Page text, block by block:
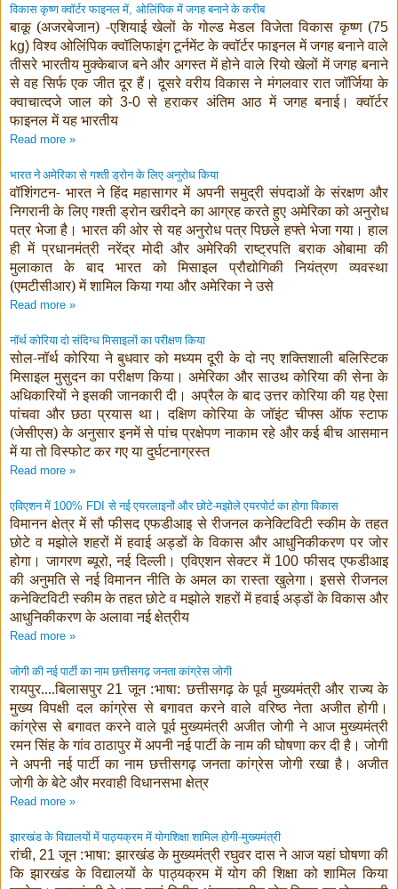
विकास कृष्ण क्वॉर्टर फाइनल में, ओलिंपिक में जगह बनाने के करीब
बाकू (अजरबेजान) -एशियाई खेलों के गोल्ड मेडल विजेता विकास कृष्ण (75
kg)विश्व ओलिंपिक क्वॉलिफाइंग टूर्नमेंट के क्वॉर्टर फाइनल में जगह बनाने वाले
तीसरे भारतीय मुक्केबाज बने और अगस्त में होने वाले रियो खेलों में जगह बनाने
से वह सिर्फ एक जीत दूर हैं। दूसरे वरीय विकास ने मंगलवार रात जॉर्जिया के
क्वाचात्दजे जाल को3-0से हराकर अंतिम आठ में जगह बनाई। क्वॉर्टर
फाइनल में यह भारतीय
Read more »
भारत ने अमेरिका से गश्ती ड्रोन के लिए अनुरोध किया
वॉशिंगटन- भारत ने हिंद महासागर में अपनी समुद्री संपदाओं के संरक्षण और
निगरानी के लिए गश्ती ड्रोन खरीदने का आग्रह करते हुए अमेरिका को अनुरोध
पत्र भेजा है। भारत की ओर से यह अनुरोध पत्र पिछले हफ्ते भेजा गया। हाल
ही में प्रधानमंत्री नरेंद्र मोदी और अमेरिकी राष्ट्रपति बराक ओबामा की
मुलाकात के बाद भारत को मिसाइल प्रौद्योगिकी नियंत्रण व्यवस्था
(एमटीसीआर) में शामिल किया गया और अमेरिका ने उसे
Read more »
नॉर्थ कोरिया दो संदिग्ध मिसाइलों का परीक्षण किया
सोल-नॉर्थ कोरिया ने बुधवार को मध्यम दूरी के दो नए शक्तिशाली बलिस्टिक
मिसाइल मुसुदन का परीक्षण किया। अमेरिका और साउथ कोरिया की सेना के
अधिकारियों ने इसकी जानकारी दी। अप्रैल के बाद उत्तर कोरिया की यह ऐसा
पांचवा और छठा प्रयास था। दक्षिण कोरिया के जॉइंट चीफ्स ऑफ स्टाफ
(जेसीएस) के अनुसार इनमें से पांच प्रक्षेपण नाकाम रहे और कई बीच आसमान
में या तो विस्फोट कर गए या दुर्घटनाग्रस्त
Read more »
एविएशन में 100% FDIसे नई एयरलाइनों और छोटे-मझोले एयरपोर्ट का होगा विकास
विमानन क्षेत्र में सौ फीसद एफडीआइ से रीजनल कनेक्टिविटी स्कीम के तहत
छोटे व मझोले शहरों में हवाई अड्डों के विकास और आधुनिकीकरण पर जोर
होगा। जागरण ब्यूरो,नई दिल्ली। एविएशन सेक्टर में 100फीसद एफडीआइ
की अनुमति से नई विमानन नीति के अमल का रास्ता खुलेगा। इससे रीजनल
कनेक्टिविटी स्कीम के तहत छोटे व मझोले शहरों में हवाई अड्डों के विकास और
आधुनिकीकरण के अलावा नई क्षेत्रीय
Read more »
जोगी की नई पार्टी का नाम छत्तीसगढ़ जनता कांग्रेस जोगी
रायपुर....बिलासपुर21जून :भाषा: छत्तीसगढ़ के पूर्व मुख्यमंत्री और राज्य के
मुख्य विपक्षी दल कांग्रेस से बगावत करने वाले वरिष्ठ नेता अजीत होगी।
कांग्रेस से बगावत करने वाले पूर्व मुख्यमंत्री अजीत जोगी ने आज मुख्यमंत्री
रमन सिंह के गांव ठाठापुर में अपनी नई पार्टी के नाम की घोषणा कर दी है। जोगी
ने अपनी नई पार्टी का नाम छत्तीसगढ़ जनता कांग्रेस जोगी रखा है। अजीत
जोगी के बेटे और मरवाही विधानसभा क्षेत्र
Read more »
झारखंड के विद्यालयों में पाठ्यक्रम में योगशिक्षा शामिल होगी-मुख्यमंत्री
रांची, 21जून :भाषा: झारखंड के मुख्यमंत्री रघुवर दास ने आज यहां घोषणा की
कि झारखंड के विद्यालयों के पाठ्यक्रम में योग की शिक्षा को शामिल किया